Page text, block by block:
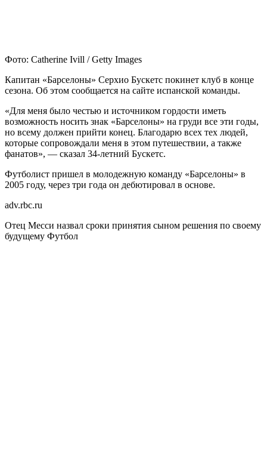
Фото: Catherine Ivill / Getty Images
Капитан «Барселоны» Серхио Бускетс покинет клуб в конце
сезона. Об этом сообщается на сайте испанской команды.
«Для меня было честью и источником гордости иметь
возможность носить знак «Барселоны» на груди все эти годы,
но всему должен прийти конец. Благодарю всех тех людей,
которые сопровождали меня в этом путешествии, а также
фанатов», — сказал 34-летний Бускетс.
Футболист пришел в молодежную команду «Барселоны» в
2005 году, через три года он дебютировал в основе.
adv.rbc.ru
Отец Месси назвал сроки принятия сыном решения по своему
будущему Футбол